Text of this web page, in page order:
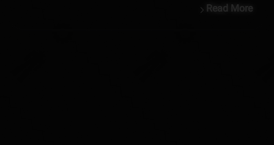
Read More